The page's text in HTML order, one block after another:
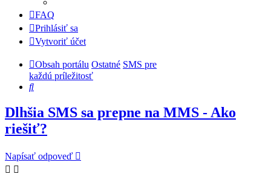
FAQ
Prihlásiť sa
Vytvoriť účet
Obsah portálu Ostatné SMS pre
každú príležitosť
Hľadať
Dlhšia SMS sa prepne na MMS - Ako
riešiť?
Napísať odpoveď